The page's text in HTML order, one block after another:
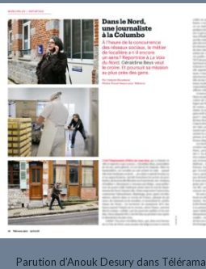
Parution d’Anouk Desury dans Télérama